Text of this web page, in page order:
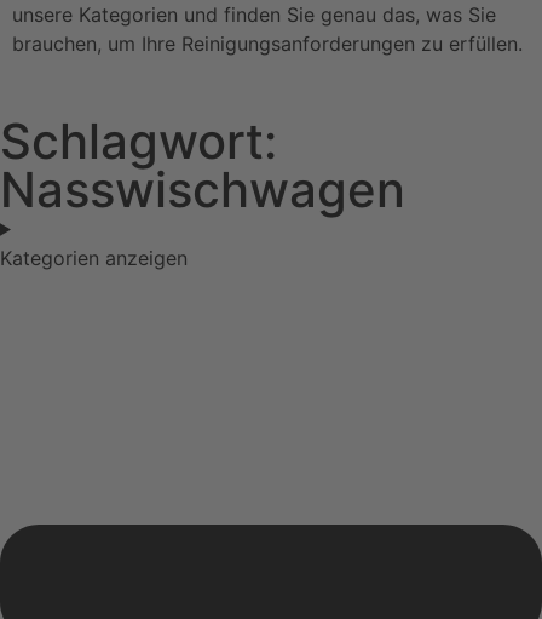
unsere Kategorien und finden Sie genau das, was Sie
brauchen, um Ihre Reinigungsanforderungen zu erfüllen.
Schlagwort:
Nasswischwagen
Kategorien anzeigen